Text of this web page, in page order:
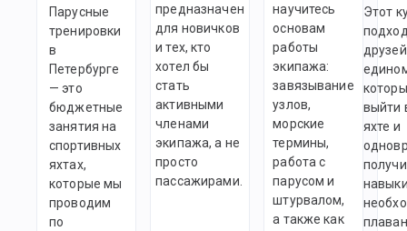
Парусные
тренировки
в
Петербурге
— это
бюджетные
занятия на
спортивных
яхтах,
которые мы
проводим
по
предназначен
для новичков
и тех, кто
хотел бы
стать
активными
членами
экипажа, а не
просто
пассажирами.
научитесь
основам
работы
экипажа:
завязывание
узлов,
морские
термины,
работа с
парусом и
штурвалом,
а также как
Этот
выйти
яхте и